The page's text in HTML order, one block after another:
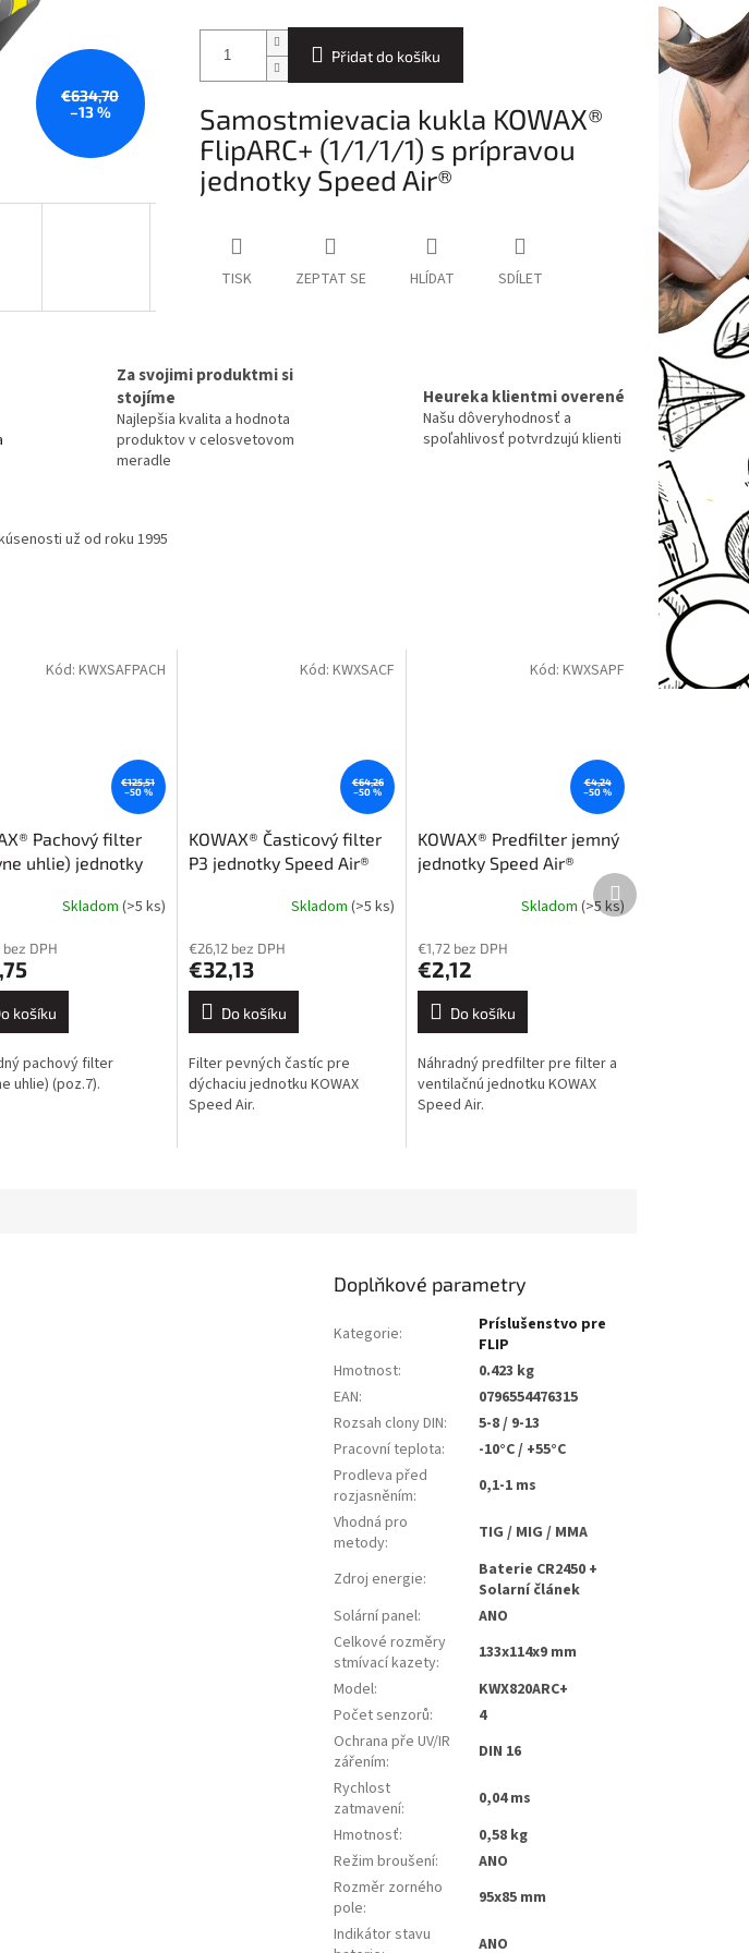
€634,70
–13 %
Přidat do košíku
Samostmievacia kukla KOWAX®
FlipARC+ (1/1/1/1) s prípravou
jednotky Speed Air®
TISK ZEPTAT SE HLÍDAT SDÍLET
Za svojimi produktmi si
stojíme
Najlepšia kvalita a hodnota
produktov v celosvetovom
meradle
Heureka klientmi overené
Našu dôveryhodnosť a
spoľahlivosť potvrdzujú klienti
už od roku 1995
€125,51
–50 %
Pachový filter
uhlie) jednotky
Skladom (>5 ks)
DPH
košíku
pachový filter
uhlie) (poz.7).
Kód: KWXSAFPACH
€64,26
–50 %
KOWAX® Časticový filter
P3 jednotky Speed Air®
Skladom(>5 ks)
€26,12 bez DPH
€32,13
Do košíku
Filter pevných častíc pre
dýchaciu jednotku KOWAX
Speed Air.
Kód:KWXSACF
€4,24
–50 %
KOWAX® Predfilter jemný
jednotky Speed Air®
Skladom (>5 ks)
€1,72 bez DPH
€2,12
Do košíku
Náhradný predfilter pre filter a
ventilačnú jednotku KOWAX
Speed Air.
Kód: KWXSAPF
Další
produkt
Doplňkové parametry
Kategorie:
Príslušenstvo pre
FLIP
Hmotnost:
0.423 kg
EAN:
0796554476315
Rozsah clony DIN:
5-8 / 9-13
Pracovní teplota:
-10°C / +55°C
Prodleva před
rozjasněním:
0,1-1 ms
Vhodná pro
metody: TIG / MIG / MMA
Zdroj energie:
Baterie CR2450 +
Solarní článek
Solární panel:
ANO
Celkové rozměry
stmívací kazety:
133x114x9 mm
Model:
KWX820ARC+
Počet senzorů:
4
Ochrana pře UV/IR
zářením:
DIN 16
Rychlost
zatmavení:
0,04 ms
Hmotnosť:
0,58 kg
Režim broušení:
ANO
Rozměr zorného
pole:
95x85 mm
Indikátor stavu
ANO